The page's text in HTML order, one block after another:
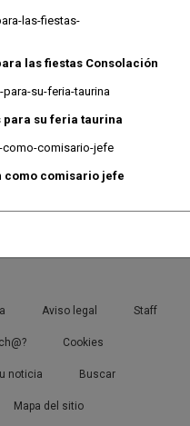
las fiestas Consolación
para su feria taurina
como comisario jefe
Aviso legal Staff
Cookies
noticia Buscar
Mapa del sitio